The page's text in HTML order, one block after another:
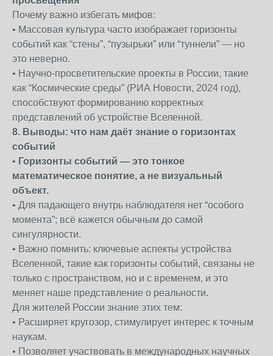
Почему важно избегать мифов:
• Массовая культура часто изображает горизонты
событий как “стены”, “пузырьки” или “туннели” — но
это неверно.
• Научно-просветительские проекты в России, такие
как “Космические среды” (РИА Новости, 2024 год),
способствуют формированию корректных
представлений об устройстве Вселенной.
8. Выводы: что нам даёт знание о горизонтах
событий
• Горизонты событий — это тонкое
математическое понятие, а не визуальный
объект.
• Для падающего внутрь наблюдателя нет “особого
момента”; всё кажется обычным до самой
сингулярности.
• Важно помнить: ключевые аспекты устройства
Вселенной, такие как горизонты событий, связаны не
только с пространством, но и с временем, и это
меняет наше представление о реальности.
Для жителей России знание этих тем:
• Расширяет кругозор, стимулирует интерес к точным
наукам.
• Позволяет участвовать в международных научных